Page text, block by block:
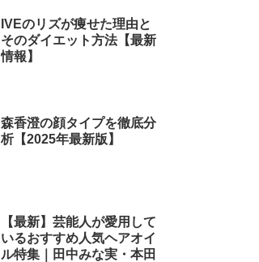
IVEのリズが痩せた理由と
そのダイエット方法【最新
情報】
森香澄の顔タイプを徹底分
析【2025年最新版】
【最新】芸能人が愛用して
いるおすすめ人気ヘアオイ
ル特集｜田中みな実・本田